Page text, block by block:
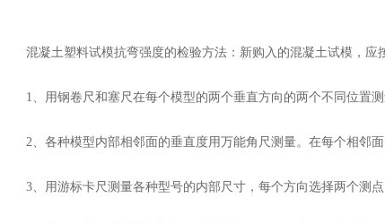
混凝土塑料试模抗弯强度的检验方法：新购入的混凝土试模，应
1、用钢卷尺和塞尺在每个模型的两个垂直方向的两个不同位置测
2、各种模型内部相邻面的垂直度用万能角尺测量。在每个相邻面
3、用游标卡尺测量各种型号的内部尺寸，每个方向选择两个测点